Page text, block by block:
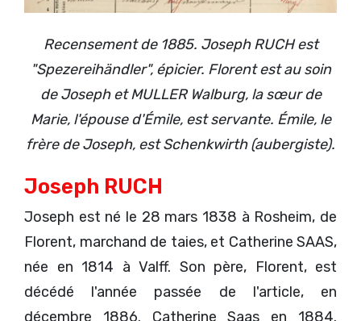
Recensement de 1885. Joseph RUCH est
"Spezereihändler", épicier. Florent est au soin
de Joseph et MULLER Walburg, la sœur de
Marie, l'épouse d'Émile, est servante. Émile, le
frère de Joseph, est Schenkwirth (aubergiste).
Joseph RUCH
Joseph est né le 28 mars 1838 à Rosheim, de
Florent, marchand de taies, et Catherine SAAS,
née en 1814 à Valff. Son père, Florent, est
décédé l'année passée de l'article, en
décembre 1886. Catherine Saas en 1884.